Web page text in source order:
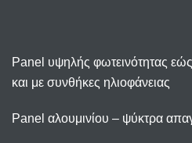
Panel υψηλής φωτεινότητας
και με συνθήκες ηλιοφάνειας
Panel αλουμινίου – ψύκτρα